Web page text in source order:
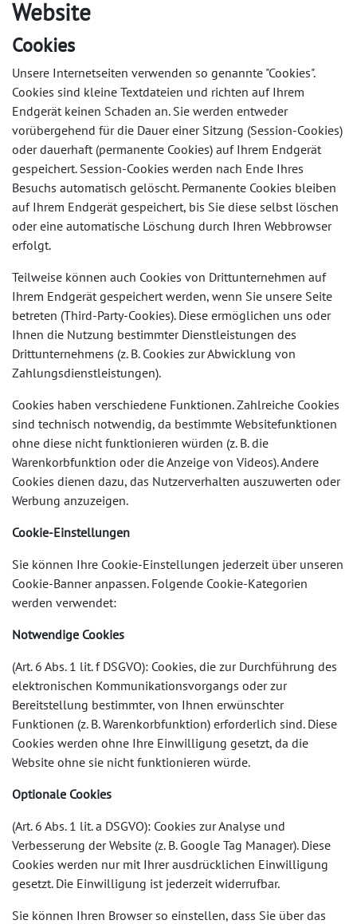
Website
Cookies
Unsere Internetseiten verwenden so genannte "Cookies".
Cookies sind kleine Textdateien und richten auf Ihrem
Endgerät keinen Schaden an. Sie werden entweder
vorübergehend für die Dauer einer Sitzung (Session-Cookies)
oder dauerhaft (permanente Cookies) auf Ihrem Endgerät
gespeichert. Session-Cookies werden nach Ende Ihres
Besuchs automatisch gelöscht. Permanente Cookies bleiben
auf Ihrem Endgerät gespeichert, bis Sie diese selbst löschen
oder eine automatische Löschung durch Ihren Webbrowser
erfolgt.
Teilweise können auch Cookies von Drittunternehmen auf
Ihrem Endgerät gespeichert werden, wenn Sie unsere Seite
betreten (Third-Party-Cookies). Diese ermöglichen uns oder
Ihnen die Nutzung bestimmter Dienstleistungen des
Drittunternehmens (z. B. Cookies zur Abwicklung von
Zahlungsdienstleistungen).
Cookies haben verschiedene Funktionen. Zahlreiche Cookies
sind technisch notwendig, da bestimmte Websitefunktionen
ohne diese nicht funktionieren würden (z. B. die
Warenkorbfunktion oder die Anzeige von Videos). Andere
Cookies dienen dazu, das Nutzerverhalten auszuwerten oder
Werbung anzuzeigen.
Cookie-Einstellungen
Sie können Ihre Cookie-Einstellungen jederzeit über unseren
Cookie-Banner anpassen. Folgende Cookie-Kategorien
werden verwendet:
Notwendige Cookies
(Art. 6 Abs. 1 lit. f DSGVO): Cookies, die zur Durchführung des
elektronischen Kommunikationsvorgangs oder zur
Bereitstellung bestimmter, von Ihnen erwünschter
Funktionen (z. B. Warenkorbfunktion) erforderlich sind. Diese
Cookies werden ohne Ihre Einwilligung gesetzt, da die
Website ohne sie nicht funktionieren würde.
Optionale Cookies
(Art. 6 Abs. 1 lit. a DSGVO): Cookies zur Analyse und
Verbesserung der Website (z. B. Google Tag Manager). Diese
Cookies werden nur mit Ihrer ausdrücklichen Einwilligung
gesetzt. Die Einwilligung ist jederzeit widerrufbar.
Sie können Ihren Browser so einstellen, dass Sie über das